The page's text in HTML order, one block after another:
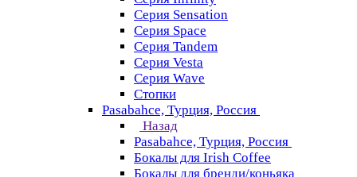
Серия Sensation
Серия Space
Серия Tandem
Серия Vesta
Серия Wave
Стопки
Pasabahce, Турция, Россия
Назад
Pasabahce, Турция, Россия
Бокалы для Irish Coffee
Бокалы для бренди/коньяка